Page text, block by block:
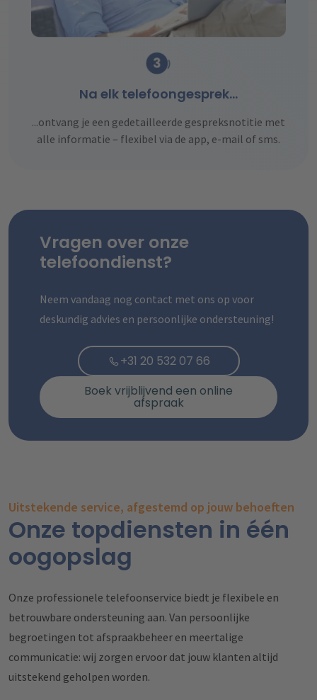
Na elk telefoongesprek…
...ontvang je een gedetailleerde gespreksnotitie met
alle informatie – flexibel via de app, e-mail of sms.
Vragen over onze
telefoondienst?
Neem vandaag nog contact met ons op voor
deskundig advies en persoonlijke ondersteuning!
+31 20 532 07 66
Boek vrijblijvend een online
afspraak
Uitstekende service, afgestemd op jouw behoeften
Onze topdiensten in één
oogopslag
Onze professionele telefoonservice biedt je flexibele en
betrouwbare ondersteuning aan. Van persoonlijke
begroetingen tot afspraakbeheer en meertalige
communicatie: wij zorgen ervoor dat jouw klanten altijd
uitstekend geholpen worden.